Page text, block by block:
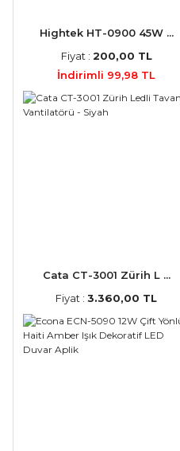
Hightek HT-0900 45W ...
Fiyat : 200,00 TL
İndirimli 99,98 TL
Cata CT-3001 Zürih L ...
Fiyat :3.360,00 TL